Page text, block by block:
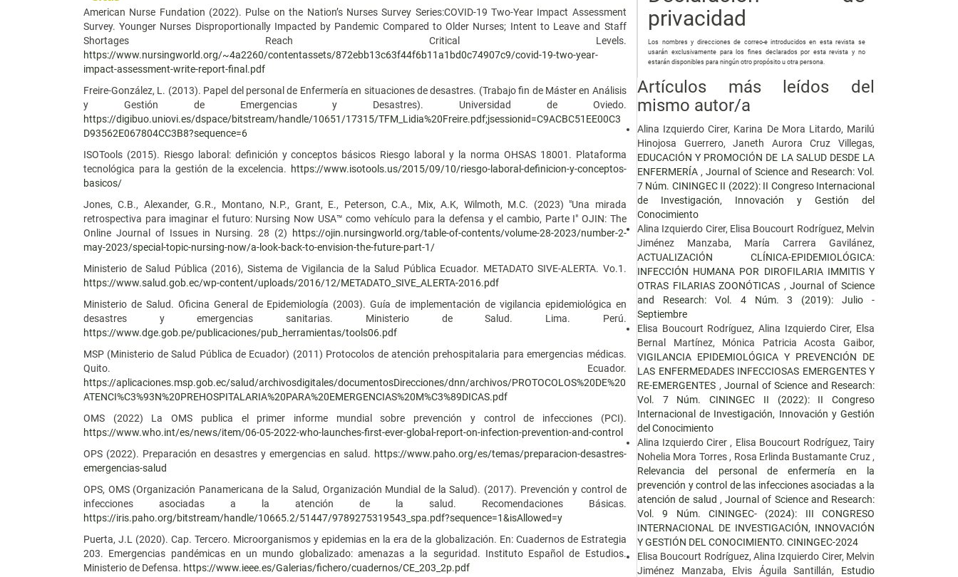
American Nurse Fundation (2022). Pulse on the Nation’s Nurses Survey Series:COVID-19 Two-Year Impact Assessment
Survey. Younger Nurses Disproportionally Impacted by Pandemic Compared to Older Nurses; Intent to Leave and Staff
Shortages Reach Critical Levels.
https://www.nursingworld.org/~4a2260/contentassets/872ebb13c63f44f6b11a1bd0c74907c9/covid-19-two-year-
impact-assessment-write-report-final.pdf
Freire-González, L. (2013). Papel del personal de Enfermería en situaciones de desastres. (Trabajo fin de Máster en Análisis
y Gestión de Emergencias y Desastres). Universidad de Oviedo.
https://digibuo.uniovi.es/dspace/bitstream/handle/10651/17315/TFM_Lidia%20Freire.pdf;jsessionid=C9ACBC51EE00C3
D93562E067804CC3B8?sequence=6
ISOTools (2015). Riesgo laboral: definición y conceptos básicos Riesgo laboral y la norma OHSAS 18001. Plataforma
tecnológica para la gestión de la excelencia. https://www.isotools.us/2015/09/10/riesgo-laboral-definicion-y-conceptos-
basicos/
Jones, C.B., Alexander, G.R., Montano, N.P., Grant, E., Peterson, C.A., Mix, A.K, Wilmoth, M.C. (2023) "Una mirada
retrospectiva para imaginar el futuro: Nursing Now USA™ como vehículo para la defensa y el cambio, Parte I" OJIN: The
Online Journal of Issues in Nursing. 28 (2)
https://ojin.nursingworld.org/table-of-contents/volume-28-2023/number-2-
may-2023/special-topic-nursing-now/a-look-back-to-envision-the-future-part-1/
Ministerio de Salud Pública (2016), Sistema de Vigilancia de la Salud Pública Ecuador. METADATO SIVE-ALERTA. Vo.1.
https://www.salud.gob.ec/wp-content/uploads/2016/12/METADATO_SIVE_ALERTA-2016.pdf
Ministerio de Salud. Oficina General de Epidemiología (2003). Guía de implementación de vigilancia epidemiológica en
desastres y emergencias sanitarias. Ministerio de Salud. Lima. Perú.
https://www.dge.gob.pe/publicaciones/pub_herramientas/tools06.pdf
MSP (Ministerio de Salud Pública de Ecuador) (2011) Protocolos de atención prehospitalaria para emergencias médicas.
Quito. Ecuador.
https://aplicaciones.msp.gob.ec/salud/archivosdigitales/documentosDirecciones/dnn/archivos/PROTOCOLOS%20DE%20
ATENCI%C3%93N%20PREHOSPITALARIA%20PARA%20EMERGENCIAS%20M%C3%89DICAS.pdf
OMS (2022) La OMS publica el primer informe mundial sobre prevención y control de infecciones (PCI).
https://www.who.int/es/news/item/06-05-2022-who-launches-first-ever-global-report-on-infection-prevention-and-control
OPS (2022). Preparación en desastres y emergencias en salud. https://www.paho.org/es/temas/preparacion-desastres-
emergencias-salud
OPS, OMS (Organización Panamericana de la Salud, Organización Mundial de la Salud). (2017). Prevención y control de
infecciones asociadas a la atención de la salud. Recomendaciones Básicas.
https://iris.paho.org/bitstream/handle/10665.2/51447/9789275319543_spa.pdf?sequence=1&isAllowed=y
Puerta, J.L (2020). Cap. Tercero. Microorganismos y epidemias en la era de la globalización. En: Cuadernos de Estrategia
203. Emergencias pandémicas en un mundo globalizado: amenazas a la seguridad. Instituto Español de Estudios.
Ministerio de Defensa. https://www.ieee.es/Galerias/fichero/cuadernos/CE_203_2p.pdf
privacidad
Los nombres y direcciones de correo-e introducidos en esta revista se
usarán exclusivamente para los fines declarados por esta revista y no
estarán disponibles para ningún otro propósito u otra persona.
Artículos más leídos del
mismo autor/a
Alina Izquierdo Cirer, Karina De Mora Litardo, Marilú
Hinojosa Guerrero, Janeth Aurora Cruz Villegas,
EDUCACIÓN Y PROMOCIÓN DE LA SALUD DESDE LA
ENFERMERÍA , Journal of Science and Research: Vol.
7 Núm. CININGEC II (2022): II Congreso Internacional
de Investigación, Innovación y Gestión del
Conocimiento
Alina Izquierdo Cirer, Elisa Boucourt Rodríguez, Melvin
Jiménez Manzaba, María Carrera Gavilánez,
ACTUALIZACIÓN CLÍNICA-EPIDEMIOLÓGICA:
INFECCIÓN HUMANA POR DIROFILARIA IMMITIS Y
OTRAS FILARIAS ZOONÓTICAS , Journal of Science
and Research: Vol. 4 Núm. 3 (2019): Julio -
Septiembre
Elisa Boucourt Rodríguez, Alina Izquierdo Cirer, Elsa
Bernal Martínez, Mónica Patricia Acosta Gaibor,
VIGILANCIA EPIDEMIOLÓGICA Y PREVENCIÓN DE
LAS ENFERMEDADES INFECCIOSAS EMERGENTES Y
RE-EMERGENTES , Journal of Science and Research:
Vol. 7 Núm. CININGEC II (2022): II Congreso
Internacional de Investigación, Innovación y Gestión
del Conocimiento
Alina Izquierdo Cirer , Elisa Boucourt Rodríguez, Tairy
Nohelia Mora Torres , Rosa Erlinda Bustamante Cruz ,
Relevancia del personal de enfermería en la
prevención y control de las infecciones asociadas a la
atención de salud , Journal of Science and Research:
Vol. 9 Núm. CININGEC- (2024): III CONGRESO
INTERNACIONAL DE INVESTIGACIÓN, INNOVACIÓN
Y GESTIÓN DEL CONOCIMIENTO. CININGEC-2024
Elisa Boucourt Rodríguez, Alina Izquierdo Cirer, Melvin
Jiménez Manzaba, Elvis Águila Santillán, Estudio